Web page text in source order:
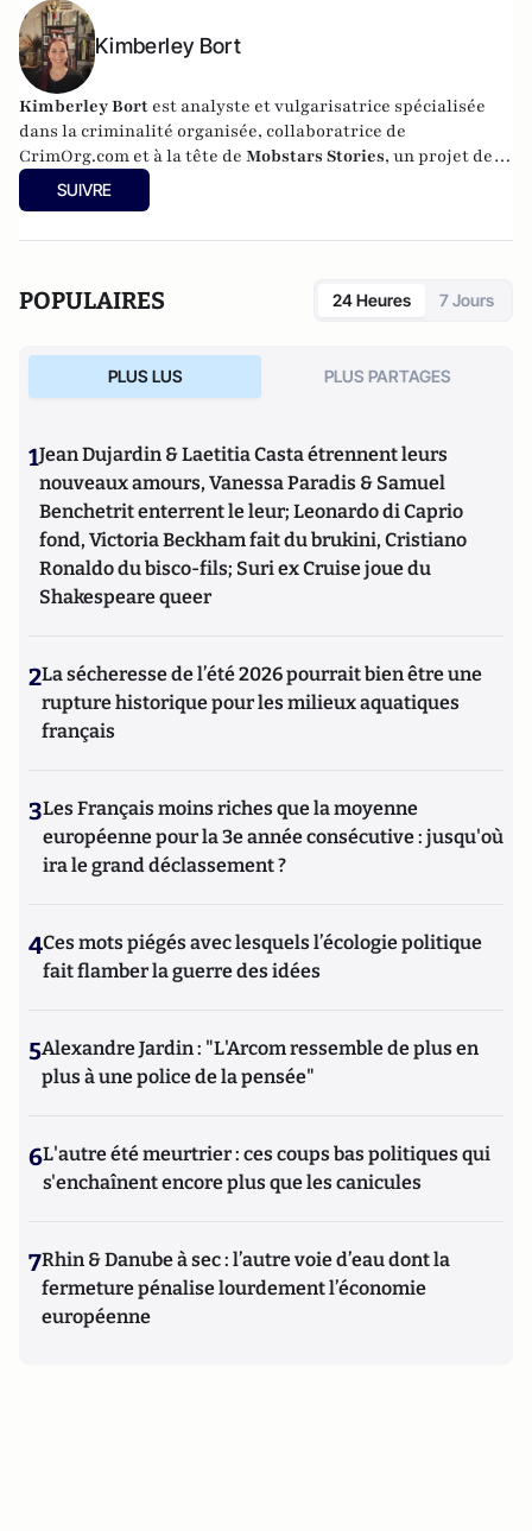
Kimberley Bort
Kimberley Bort est analyste et vulgarisatrice spécialisée
dans la criminalité organisée, collaboratrice de
CrimOrg.com et à la tête de Mobstars Stories, un projet de
contenus sur les réseaux sociaux qui explore les
dynamiques du crime organisé et ses représentations.
SUIVRE
POPULAIRES 24 Heures 7 Jours
PLUS LUS PLUS PARTAGES
1Jean Dujardin & Laetitia Casta étrennent leurs
nouveaux amours, Vanessa Paradis & Samuel
Benchetrit enterrent le leur; Leonardo di Caprio
fond, Victoria Beckham fait du brukini, Cristiano
Ronaldo du bisco-fils; Suri ex Cruise joue du
Shakespeare queer
2La sécheresse de l’été 2026 pourrait bien être une
rupture historique pour les milieux aquatiques
français
3Les Français moins riches que la moyenne
européenne pour la 3e année consécutive : jusqu'où
ira le grand déclassement ?
4Ces mots piégés avec lesquels l’écologie politique
fait flamber la guerre des idées
5Alexandre Jardin : "L'Arcom ressemble de plus en
plus à une police de la pensée"
6L'autre été meurtrier : ces coups bas politiques qui
s'enchaînent encore plus que les canicules
7Rhin & Danube à sec : l’autre voie d’eau dont la
fermeture pénalise lourdement l’économie
européenne